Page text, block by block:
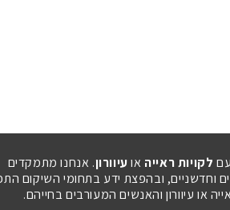
לקויות ראייה אועיוורון. אנחנו מתמקדים
וחדשניים, ובהפצת ידע בתחומי השיקום
או עיוורון והאנשים המעורבים בחייהם.